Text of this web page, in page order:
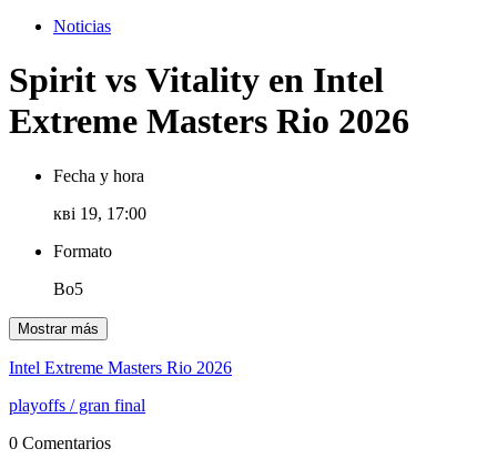
Noticias
Spirit vs Vitality en Intel
Extreme Masters Rio 2026
Fecha y hora
кві 19, 17:00
Formato
Bo5
Mostrar más
Intel Extreme Masters Rio 2026
playoffs / gran final
0 Comentarios